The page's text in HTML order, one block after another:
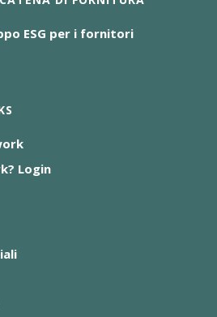
ESG per i fornitori
Login